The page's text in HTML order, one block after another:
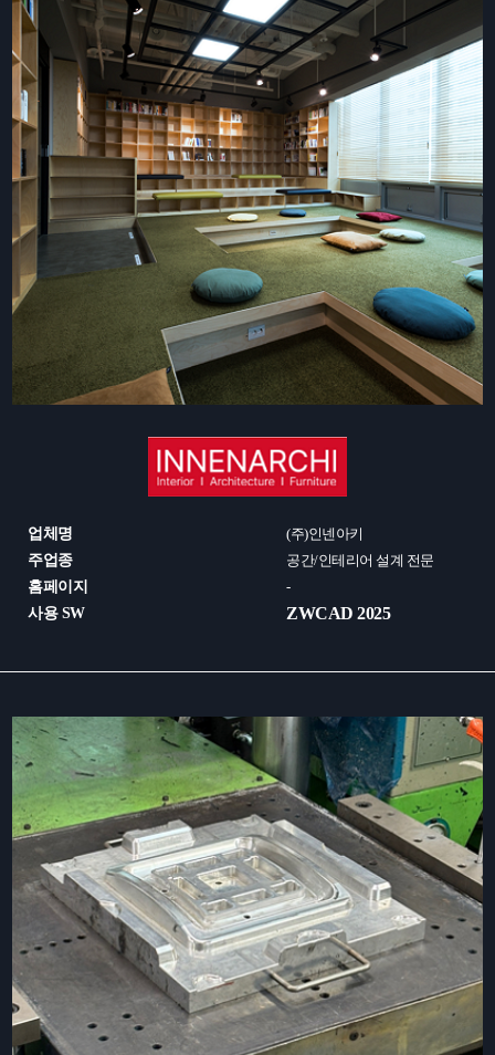
업체명
주업종
홈페이지
사용 SW
(주)인넨아키
공간/인테리어 설계 전문
-
ZWCAD 2025